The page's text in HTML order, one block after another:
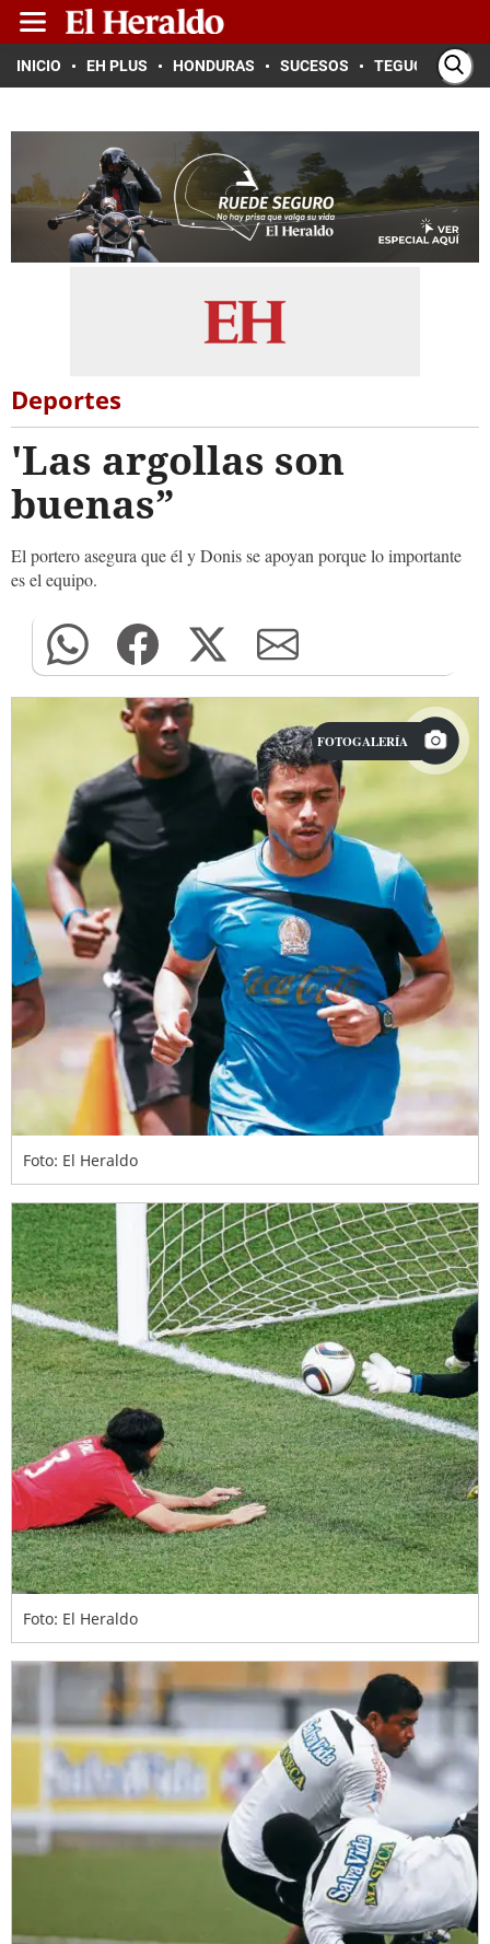
INICIO EH PLUS HONDURAS SUCESOS TEGUCIGALPA
Deportes
'Las argollas son
buenas”
El portero asegura que él y Donis se apoyan porque lo importante
es el equipo.
FOTOGALERÍA
Foto: El Heraldo
Foto: El Heraldo